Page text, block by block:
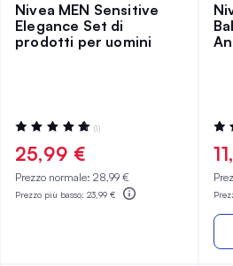
Nivea MEN Sensitive
Elegance Set di
prodotti per uomini
Valutazione:
100%
(1)
25,99 €
Prezzo normale: 28,99 €
Prezzo più basso: 23,99 €